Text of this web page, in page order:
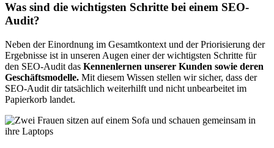
Was sind die wichtigsten Schritte bei einem SEO-
Audit?
Neben der Einordnung im Gesamtkontext und der Priorisierung der
Ergebnisse ist in unseren Augen einer der wichtigsten Schritte für
den SEO-Audit das Kennenlernen unserer Kunden sowie deren
Geschäftsmodelle. Mit diesem Wissen stellen wir sicher, dass der
SEO-Audit dir tatsächlich weiterhilft und nicht unbearbeitet im
Papierkorb landet.